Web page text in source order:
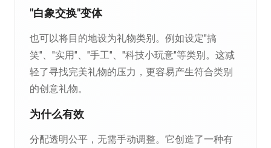
"白象交换"变体
也可以将目的地设为礼物类别。例如设定"搞
笑"、"实用"、"手工"、"科技小玩意"等类别。这减
轻了寻找完美礼物的压力，更容易产生符合类别
的创意礼物。
为什么有效
分配透明公平，无需手动调整。它创造了一种有